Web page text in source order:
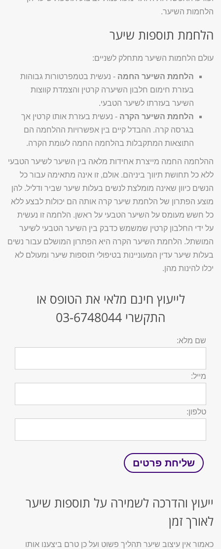
הלחמות השיער.
הלחמת תוספות שיער
עולם הלחמות השיער מתחלק לשניים:
הלחמת השיער החמה - נעשית בטמפרטורות גבוהות
בעזרת חימום חלבון השיערה קרטין והצמדת קווצות
השיער בעזרתו לשיער הטבעי.
הלחמת השיער הקרה - נעשית בעזרת אותו קרטין אך
בגרסה קרה. ההבדל קיים בין אפשרויות ההלחמה הם
התוצאות המתקבלות בהלחמה החמה לעומת הקרה.
ההלחמה החמה מייצרת אחידות מלאה בין השיער לשיער הטבעי
ללא כל תחושת תיווך ביניהם. אולם, זו אינה מתאימה עבור כל
הנשים כיוון שאינה מומלצת לנשים בעלות שיער שביר ודליל. להן
מוצע הפתרון של הלחמת שיער קרה אותה הם יכולות לבצע ללא
כל חשש מעומס על השיער הטבעי על ראשן. הלחמה זו נעשית
על ידי החלבון קרטין שמשמש כדבק בין השיער הטבעי לשיער
המושתל. הלחמת השיער הקרה היא הפתרון המושלם עבור נשים
בעלות שיער עדין המעוניינות בטיפולי תוספות שיער ומעולם לא
יכלו להינות מהן.
לייעוץ חינם מלאי את הטופס או
התקשרי 03-6748044
שם מלא:
מייל:
טלפון:
ייעוץ והדרכה לשמירה על תוספות שיער
לאורך זמן
כאמור אין עיצוב שיער תהליך פשוט ועל כן טרם ביצענו אותו